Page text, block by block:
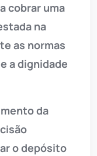
cobrar uma
na
as normas
a dignidade
da
o depósito